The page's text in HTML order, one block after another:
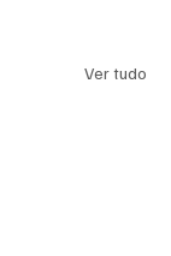
Ver tudo